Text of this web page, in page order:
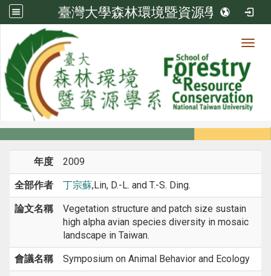
臺灣大學森林環境暨資源學系
系所成員
系所成員
年度 2009
全部作者 丁宗蘇,Lin, D.-L. and T.-S. Ding.
論文名稱
Vegetation structure and patch size sustain
high alpha avian species diversity in mosaic
landscape in Taiwan.
會議名稱 Symposium on Animal Behavior and Ecology